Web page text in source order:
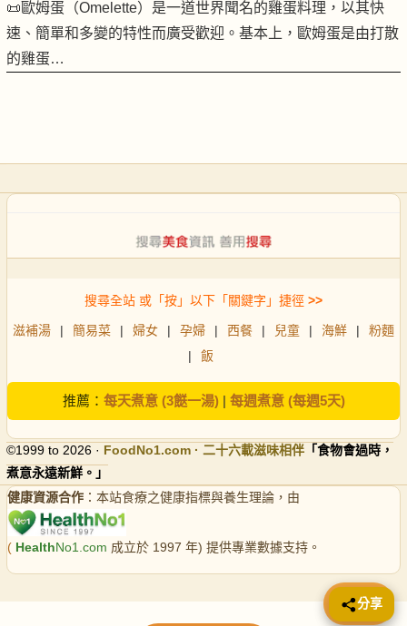
📜歐姆蛋（Omelette）是一道世界聞名的雞蛋料理，以其快
速、簡單和多變的特性而廣受歡迎。基本上，歐姆蛋是由打散
的雞蛋…
搜尋全站 或「按」以下「關鍵字」捷徑 >>
滋補湯 | 簡易菜 | 婦女 | 孕婦 | 西餐 | 兒童 | 海鮮 |
粉麵
|
飯
推薦： 每天煮意 (3餸一湯)| 每週煮意 (每週5天)
©1999 to 2026 · FoodNo1.com · 二十六載滋味相伴 「食物會過時，
煮意永遠新鮮。」
健康資源合作 ：本站食療之健康指標與養生理論，由
( HealthNo1.com 成立於 1997 年) 提供專業數據支持。
📤 分享
分享